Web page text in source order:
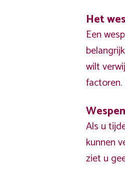
Het
Een
wilt
Als u
kunnen
ziet u